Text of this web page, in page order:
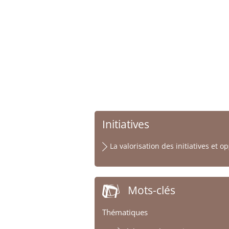
Initiatives
La valorisation des initiatives et
Mots-clés
Thématiques